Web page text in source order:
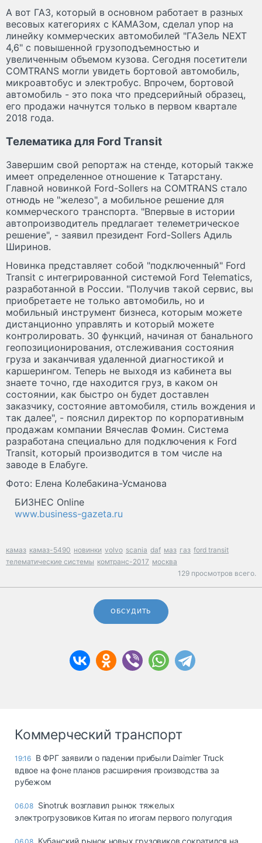
А вот ГАЗ, который в основном работает в разных
весовых категориях с КАМАЗом, сделал упор на
линейку коммерческих автомобилей "ГАЗель NEXT
4,6" с повышенной грузоподъемностью и
увеличенным объемом кузова. Сегодня посетители
COMTRANS могли увидеть бортовой автомобиль,
микроавтобус и электробус. Впрочем, бортовой
автомобиль - это пока что предсерийный образец,
его продажи начнутся только в первом квартале
2018 года.
Телематика для Ford Transit
Завершим свой репортаж на стенде, который также
имеет определенное отношение к Татарстану.
Главной новинкой Ford-Sollers на COMTRANS стало
отнюдь не "железо", а мобильное решение для
коммерческого транспорта. "Впервые в истории
автопроизводитель предлагает телеметрическое
решение", - заявил президент Ford-Sollers Адиль
Ширинов.
Новинка представляет собой "подключенный" Ford
Transit с интегрированной системой Ford Telematics,
разработанной в России. "Получив такой сервис, вы
приобретаете не только автомобиль, но и
мобильный инструмент бизнеса, которым можете
дистанционно управлять и который можете
контролировать. 30 функций, начиная от банального
геопозиционирования, отслеживания состояния
груза и заканчивая удаленной диагностикой и
каршерингом. Теперь не выходя из кабинета вы
знаете точно, где находится груз, в каком он
состоянии, как быстро он будет доставлен
заказчику, состояние автомобиля, стиль вождения и
так далее", - пояснил директор по корпоративным
продажам компании Вячеслав Фомин. Система
разработана специально для подключения к Ford
Transit, который производится в том числе на
заводе в Елабуге.
Фото: Елена Колебакина-Усманова
БИЗНЕС Online
www.business-gazeta.ru
камаз камаз-5490 новинки volvo scania daf маз газ ford transit
телематические системы комтранс-2017 москва
129 просмотров всего.
ОБСУДИТЬ
Коммерческий транспорт
19:16 В ФРГ заявили о падении прибыли Daimler Truck
вдвое на фоне планов расширения производства за
рубежом
06.08 Sinotruk возглавил рынок тяжелых
электрогрузовиков Китая по итогам первого полугодия